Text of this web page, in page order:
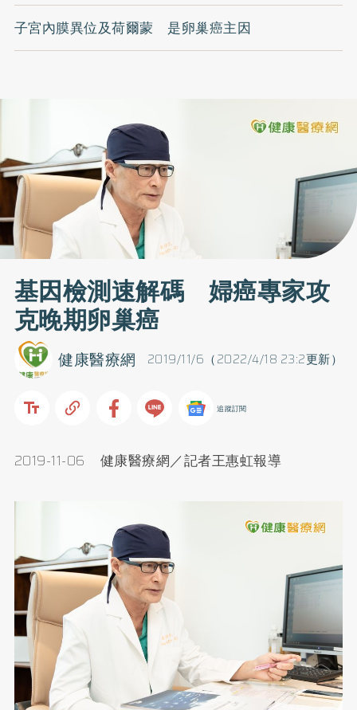
子宮內膜異位及荷爾蒙 是卵巢癌主因
基因檢測速解碼 婦癌專家攻
克晚期卵巢癌
2019/11/6（2022/4/18 23:2更新）
健康醫療網
追蹤訂閱
2019-11-06 健康醫療網／記者王惠虹報導